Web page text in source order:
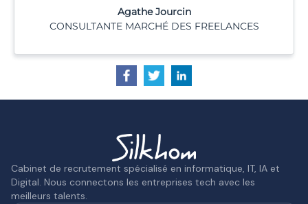
Agathe Jourcin
CONSULTANTE MARCHÉ DES FREELANCES
Cabinet de recrutement spécialisé en informatique, IT, IA et
Digital. Nous connectons les entreprises tech avec les
meilleurs talents.